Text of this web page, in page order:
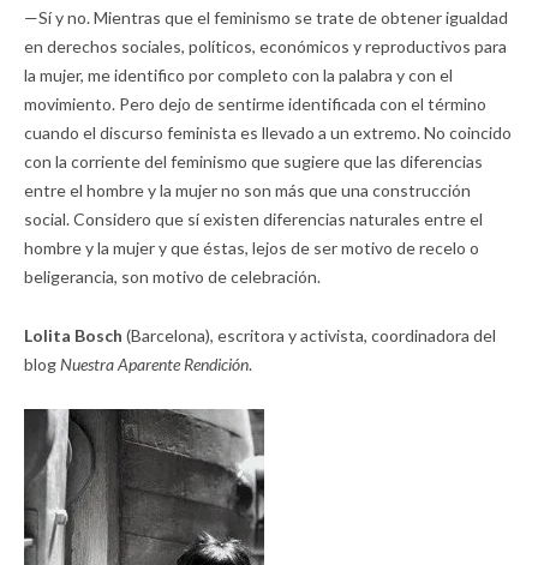
—Sí y no. Mientras que el feminismo se trate de obtener igualdad
en derechos sociales, políticos, económicos y reproductivos para
la mujer, me identifico por completo con la palabra y con el
movimiento. Pero dejo de sentirme identificada con el término
cuando el discurso feminista es llevado a un extremo. No coincido
con la corriente del feminismo que sugiere que las diferencias
entre el hombre y la mujer no son más que una construcción
social. Considero que sí existen diferencias naturales entre el
hombre y la mujer y que éstas, lejos de ser motivo de recelo o
beligerancia, son motivo de celebración.
Lolita Bosch (Barcelona), escritora y activista, coordinadora del
blogNuestra Aparente Rendición.